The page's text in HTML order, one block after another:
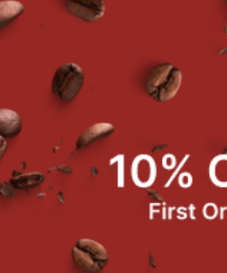
Black Mountian เมล็ดกาแฟไทย เบลน
คัดสรรคุณภาพ คั่วสดใหม่ กลิ่นหอมฟุ้ง บ
เหมาะแก่การชงเครื่องดื่มเมนูเย็น ปั่น
แหล่งที่ปลูก : เชียงราย ประเทศไทย
Altitude : 1,300-1,450 m. / 500-
Processing : Washed
Roast Level : Drak
*หมายเหตุ ราคานี้รวม Vat7% แล้ว